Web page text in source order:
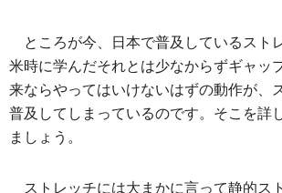
ところが今、日本で普及しているスト
米時に学んだそれとは少なからずギャッ
来ならやってはいけないはずの動作が、
普及してしまっているのです。そこを詳
ましょう。
ストレッチには大まかに言って静的ス